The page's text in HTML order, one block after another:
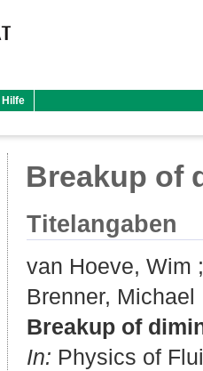
Hilfe
Breakup of
Titelangaben
van Hoeve, Wim
Brenner, Michael
Breakup of
In: Physics of